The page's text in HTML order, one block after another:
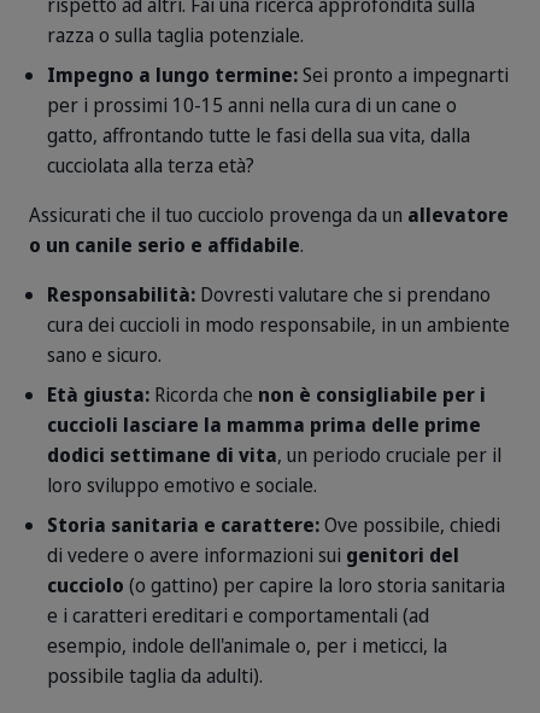
razza o sulla taglia potenziale.
Impegno a lungo termine:Sei pronto a impegnarti
per i prossimi 10-15 anni nella cura di un cane o
gatto, affrontando tutte le fasi della sua vita, dalla
cucciolata alla terza età?
Assicurati che il tuo cucciolo provenga da un allevatore
o un canile serio e affidabile.
Responsabilità: Dovresti valutare che si prendano
cura dei cuccioli in modo responsabile, in un ambiente
sano e sicuro.
Età giusta: Ricorda che non è consigliabile per i
cuccioli lasciare la mamma prima delle prime
dodici settimane di vita, un periodo cruciale per il
loro sviluppo emotivo e sociale.
Storia sanitaria e carattere:Ove possibile, chiedi
di vedere o avere informazioni sui genitori del
cucciolo (o gattino) per capire la loro storia sanitaria
e i caratteri ereditari e comportamentali (ad
esempio, indole dell'animale o, per i meticci, la
possibile taglia da adulti).